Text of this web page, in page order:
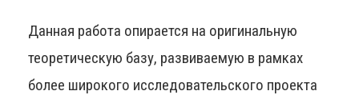
Данная работа опирается на оригинальную
теоретическую базу, развиваемую в рамках
более широкого исследовательского проекта